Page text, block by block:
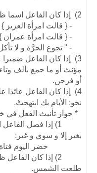
2)
إذا كان الفاعل اسما
- { قالت امرأة العزيز
- { قالت امرأة عمران
- " تجوع الحرَّة و لا تأكل
3)
إذا كان الفاعل
مؤنث أو ما جمع بألف
أو فرحن.
4)
إذا كان الفاعل
نحو: الأيام بك ابتهجتْ.
* جواز تأنيث الفعل
1) إذا فصل
بغير إلا و سوي و غير:
حضر اليوم فتاة و
2) إذا كان الفاعل
طلعت الشمس.